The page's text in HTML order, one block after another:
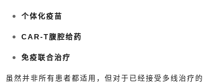
个体化疫苗
CAR-T腹腔给药
免疫联合治疗
虽然并非所有患者都适用，但对于已经接受多线治疗的